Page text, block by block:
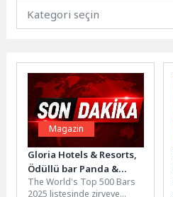
Magazin
Gloria Hotels & Resorts,
Ödüllü bar Panda &
Sons ile unutulmaz bir
The World's Top 500 Bars
2025 listesinde zirveye